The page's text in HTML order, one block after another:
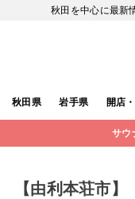
秋田を中心に最新
秋田県 岩手県 開店
サウ
【由利本荘市